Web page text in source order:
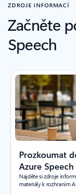
ZDROJE INFORMACÍ
Začněte
Speech
Zobrazuje se snímek 1
Prozkoumat
Azure Speech
Najděte si zdroje
materiály k rozhraním